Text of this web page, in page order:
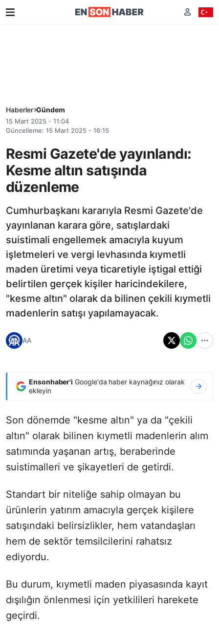
Haberler Gündem
15 Mart 2025 - 11:04
Güncelleme: 15 Mart 2025 - 16:15
Resmi Gazete'de yayınlandı:
Kesme altın satışında
düzenleme
Cumhurbaşkanı kararıyla Resmi Gazete'de
yayınlanan karara göre, satışlardaki
suistimali engellemek amacıyla kuyum
işletmeleri ve vergi levhasında kıymetli
maden üretimi veya ticaretiyle iştigal ettiği
belirtilen gerçek kişiler haricindekilere,
"kesme altın" olarak da bilinen çekili kıymetli
madenlerin satışı yapılamayacak.
AA
Ensonhaber'i Google'da haber kaynağınız olarak
ekleyin
Son dönemde "kesme altın" ya da "çekili
altın" olarak bilinen kıymetli madenlerin alım
satımında yaşanan artış, beraberinde
suistimalleri ve şikayetleri de getirdi.
Standart bir niteliğe sahip olmayan bu
ürünlerin yatırım amacıyla gerçek kişilere
satışındaki belirsizlikler, hem vatandaşları
hem de sektör temsilcilerini rahatsız
ediyordu.
Bu durum, kıymetli maden piyasasında kayıt
dışılığın önlenmesi için yetkilileri harekete
geçirdi.